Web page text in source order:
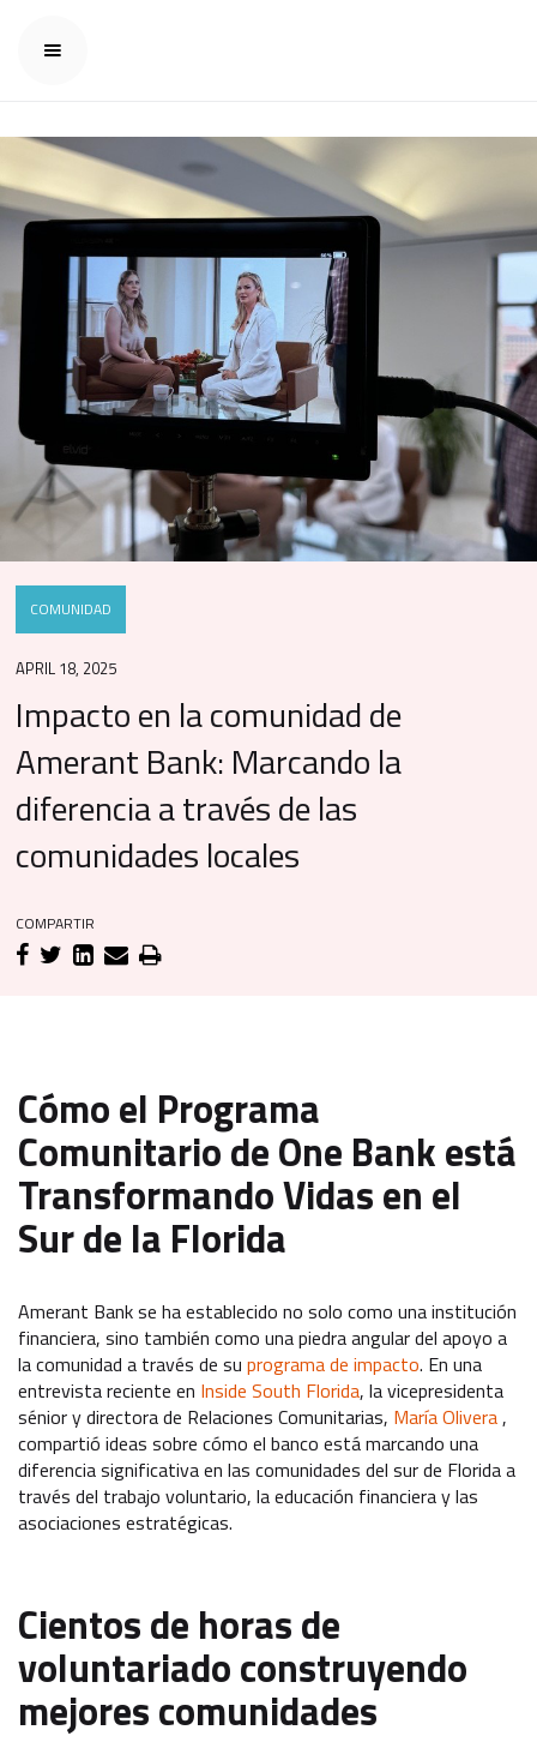
COMUNIDAD
APRIL 18, 2025
Impacto en la comunidad de
Amerant Bank: Marcando la
diferencia a través de las
comunidades locales
COMPARTIR
Cómo el Programa
Comunitario de One Bank está
Transformando Vidas en el
Sur de la Florida
Amerant Bank se ha establecido no solo como una institución
financiera, sino también como una piedra angular del apoyo a
la comunidad a través de su programa de impacto. En una
entrevista reciente en Inside South Florida, la vicepresidenta
sénior y directora de Relaciones Comunitarias, María Olivera,
compartió ideas sobre cómo el banco está marcando una
diferencia significativa en las comunidades del sur de Florida a
través del trabajo voluntario, la educación financiera y las
asociaciones estratégicas.
Cientos de horas de
voluntariado construyendo
mejores comunidades